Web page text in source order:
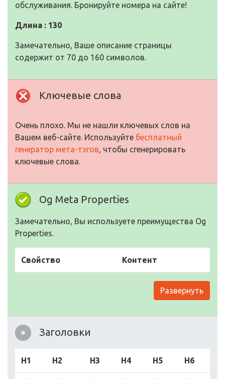
обслуживания. Бронируйте номера на сайте!
Длина : 130
Замечательно, Ваше описание страницы
содержит от 70 до 160 символов.
Ключевые слова
Очень плохо. Мы не нашли ключевых слов на
Вашем веб-сайте. Используйте бесплатный
генератор мета-тэгов, чтобы сгенерировать
ключевые слова.
Og Meta Properties
Замечательно, Вы используете преимущества Og
Properties.
Свойство Контент
Развернуть
Заголовки
H1 H2 H3 H4 H5 H6